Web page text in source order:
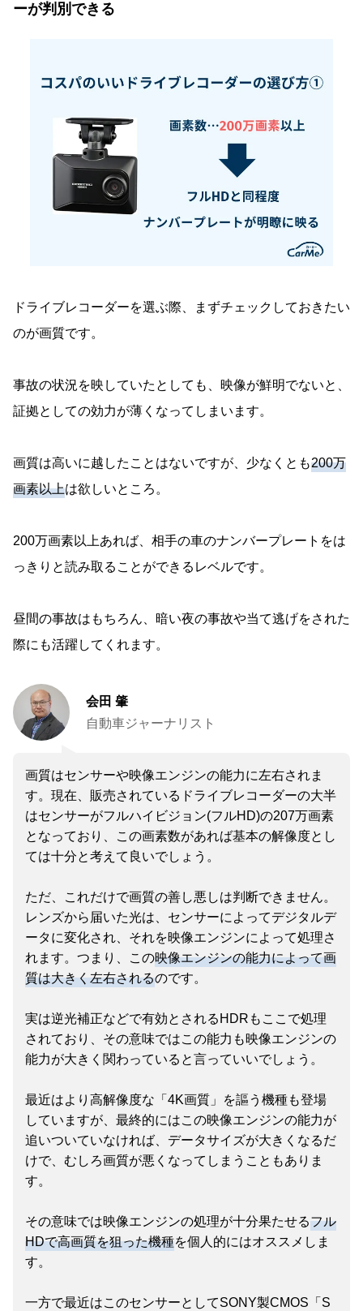
ーが判別できる
ドライブレコーダーを選ぶ際、まずチェックしておきたい
のが画質です。
事故の状況を映していたとしても、映像が鮮明でないと、
証拠としての効力が薄くなってしまいます。
画質は高いに越したことはないですが、少なくとも200万
画素以上は欲しいところ。
200万画素以上あれば、相手の車のナンバープレートをは
っきりと読み取ることができるレベルです。
昼間の事故はもちろん、暗い夜の事故や当て逃げをされた
際にも活躍してくれます。
会田 肇
自動車ジャーナリスト
画質はセンサーや映像エンジンの能力に左右されま
す。現在、販売されているドライブレコーダーの大半
はセンサーがフルハイビジョン(フルHD)の207万画素
となっており、この画素数があれば基本の解像度とし
ては十分と考えて良いでしょう。
ただ、これだけで画質の善し悪しは判断できません。
レンズから届いた光は、センサーによってデジタルデ
ータに変化され、それを映像エンジンによって処理さ
れます。つまり、この映像エンジンの能力によって画
質は大きく左右されるのです。
実は逆光補正などで有効とされるHDRもここで処理
されており、その意味ではこの能力も映像エンジンの
能力が大きく関わっていると言っていいでしょう。
最近はより高解像度な「4K画質」を謳う機種も登場
していますが、最終的にはこの映像エンジンの能力が
追いついていなければ、データサイズが大きくなるだ
けで、むしろ画質が悪くなってしまうこともありま
す。
その意味では映像エンジンの処理が十分果たせるフル
HDで高画質を狙った機種を個人的にはオススメしま
す。
一方で最近はこのセンサーとしてSONY製CMOS「S